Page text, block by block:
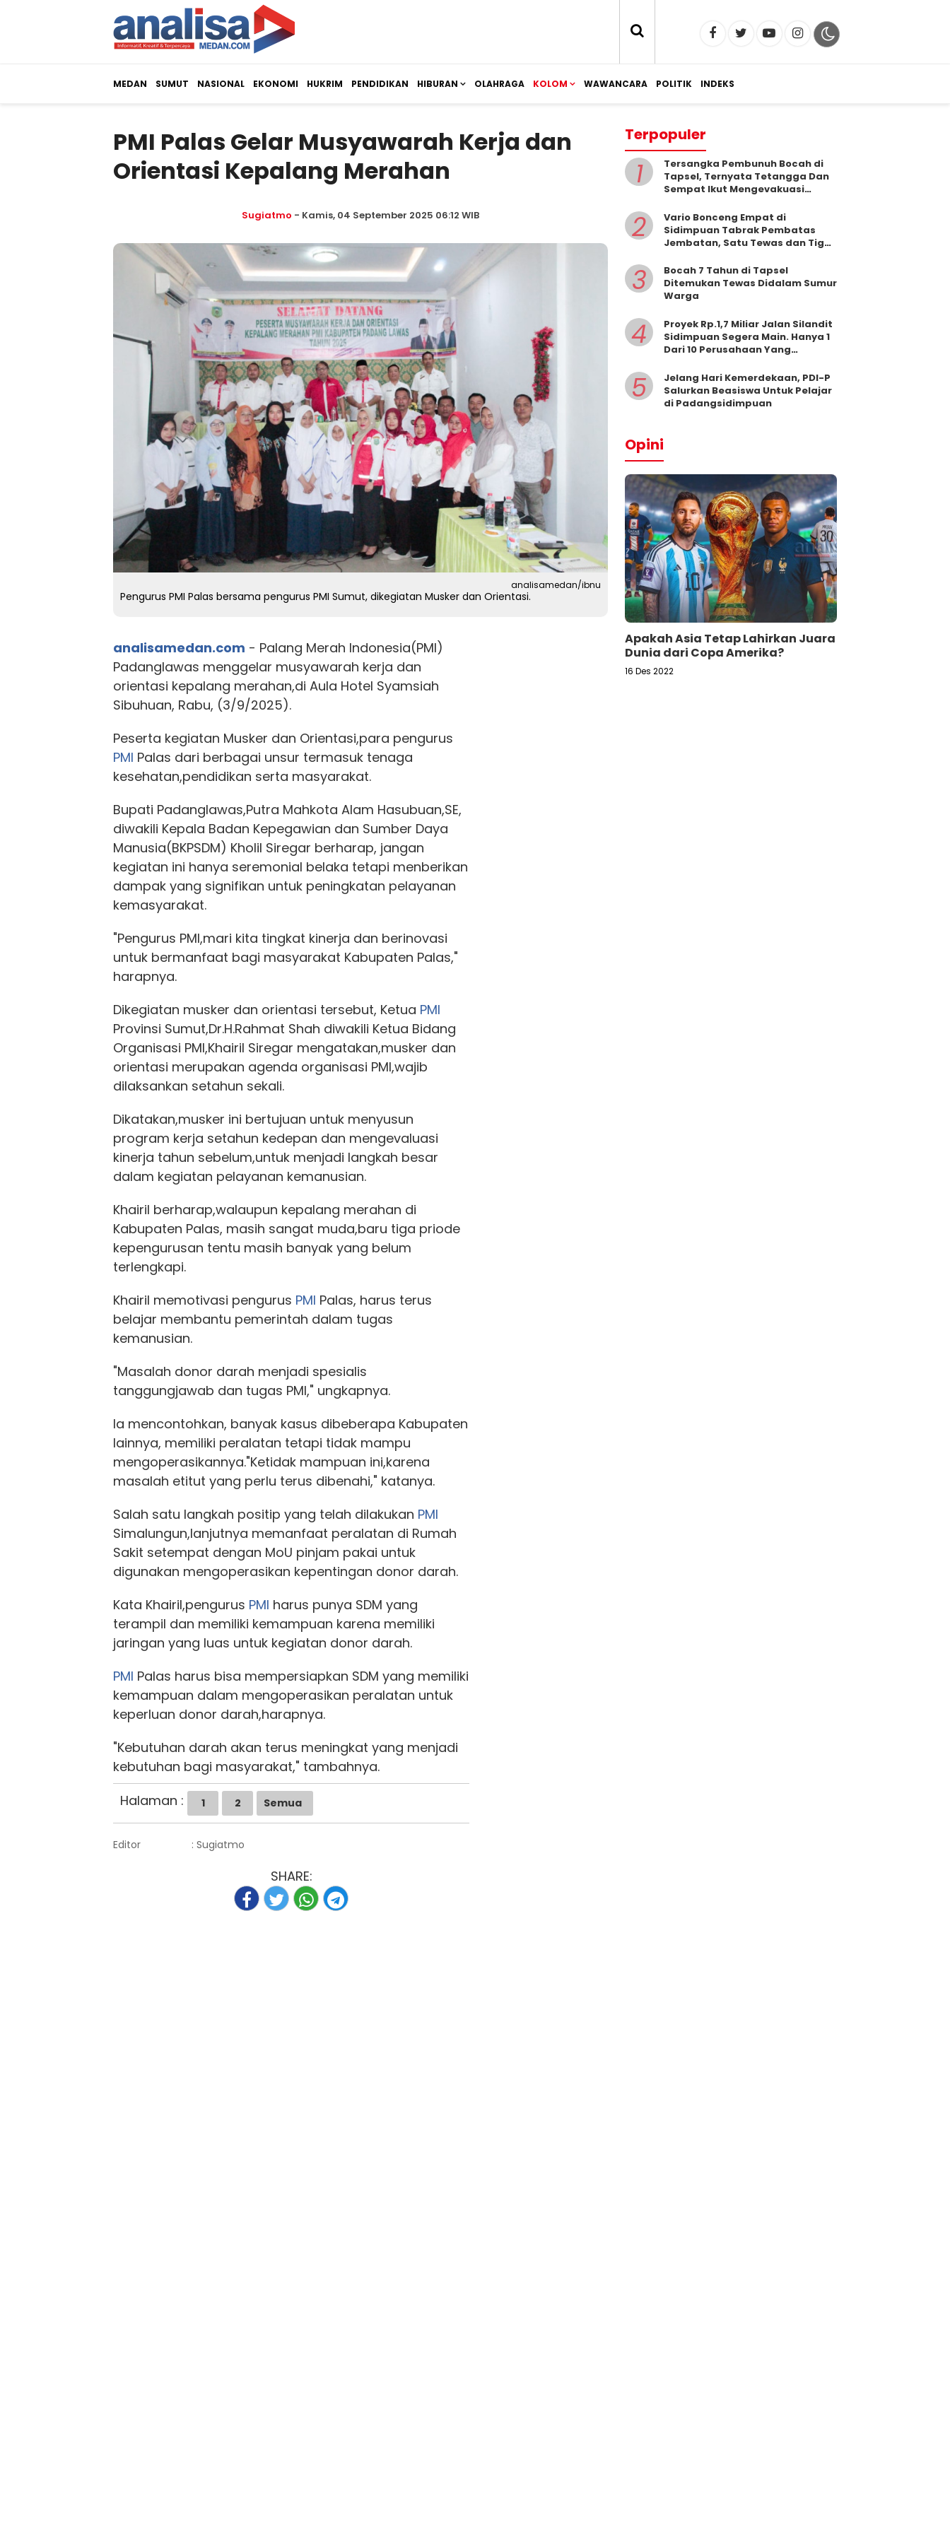
MEDAN SUMUT NASIONAL EKONOMI HUKRIM PENDIDIKAN HIBURAN OLAHRAGA KOLOM WAWANCARA POLITIK INDEKS
PMI Palas Gelar Musyawarah Kerja dan
Orientasi Kepalang Merahan
Sugiatmo - Kamis, 04 September 2025 06:12 WIB
analisamedan/ibnu
Pengurus PMI Palas bersama pengurus PMI Sumut, dikegiatan Musker dan Orientasi.
analisamedan.com - Palang Merah Indonesia(PMI)
Padanglawas menggelar musyawarah kerja dan
orientasi kepalang merahan,di Aula Hotel Syamsiah
Sibuhuan, Rabu, (3/9/2025).
Peserta kegiatan Musker dan Orientasi,para pengurus
PMI Palas dari berbagai unsur termasuk tenaga
kesehatan,pendidikan serta masyarakat.
Bupati Padanglawas,Putra Mahkota Alam Hasubuan,SE,
diwakili Kepala Badan Kepegawian dan Sumber Daya
Manusia(BKPSDM) Kholil Siregar berharap, jangan
kegiatan ini hanya seremonial belaka tetapi menberikan
dampak yang signifikan untuk peningkatan pelayanan
kemasyarakat.
"Pengurus PMI,mari kita tingkat kinerja dan berinovasi
untuk bermanfaat bagi masyarakat Kabupaten Palas,"
harapnya.
Dikegiatan musker dan orientasi tersebut, Ketua PMI
Provinsi Sumut,Dr.H.Rahmat Shah diwakili Ketua Bidang
Organisasi PMI,Khairil Siregar mengatakan,musker dan
orientasi merupakan agenda organisasi PMI,wajib
dilaksankan setahun sekali.
Dikatakan,musker ini bertujuan untuk menyusun
program kerja setahun kedepan dan mengevaluasi
kinerja tahun sebelum,untuk menjadi langkah besar
dalam kegiatan pelayanan kemanusian.
Khairil berharap,walaupun kepalang merahan di
Kabupaten Palas, masih sangat muda,baru tiga priode
kepengurusan tentu masih banyak yang belum
terlengkapi.
Khairil memotivasi pengurus PMI Palas, harus terus
belajar membantu pemerintah dalam tugas
kemanusian.
"Masalah donor darah menjadi spesialis
tanggungjawab dan tugas PMI," ungkapnya.
Ia mencontohkan, banyak kasus dibeberapa Kabupaten
lainnya, memiliki peralatan tetapi tidak mampu
mengoperasikannya."Ketidak mampuan ini,karena
masalah etitut yang perlu terus dibenahi," katanya.
Salah satu langkah positip yang telah dilakukan PMI
Simalungun,lanjutnya memanfaat peralatan di Rumah
Sakit setempat dengan MoU pinjam pakai untuk
digunakan mengoperasikan kepentingan donor darah.
Kata Khairil,pengurus PMI harus punya SDM yang
terampil dan memiliki kemampuan karena memiliki
jaringan yang luas untuk kegiatan donor darah.
PMI Palas harus bisa mempersiapkan SDM yang memiliki
kemampuan dalam mengoperasikan peralatan untuk
keperluan donor darah,harapnya.
"Kebutuhan darah akan terus meningkat yang menjadi
kebutuhan bagi masyarakat," tambahnya.
Halaman :
1 2 Semua
Editor : Sugiatmo
SHARE:
Terpopuler
1
Tersangka Pembunuh Bocah di
Tapsel, Ternyata Tetangga Dan
Sempat Ikut Mengevakuasi
2
Vario Bonceng Empat di
Sidimpuan Tabrak Pembatas
Jembatan, Satu Tewas dan Tiga
3
Bocah 7 Tahun di Tapsel
Ditemukan Tewas Didalam Sumur
Warga
4
Proyek Rp.1,7 Miliar Jalan Silandit
Sidimpuan Segera Main. Hanya 1
Dari 10 Perusahaan Yang
5
Jelang Hari Kemerdekaan, PDI-P
Salurkan Beasiswa Untuk Pelajar
di Padangsidimpuan
Opini
Apakah Asia Tetap Lahirkan Juara
Dunia dari Copa Amerika?
16 Des 2022